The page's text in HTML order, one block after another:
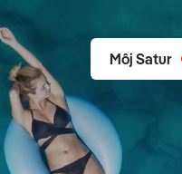
Môj Satur